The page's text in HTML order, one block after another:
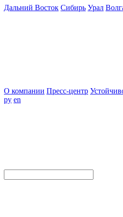
Дальний Восток Сибирь Урал
О компании Пресс-центр
ру en